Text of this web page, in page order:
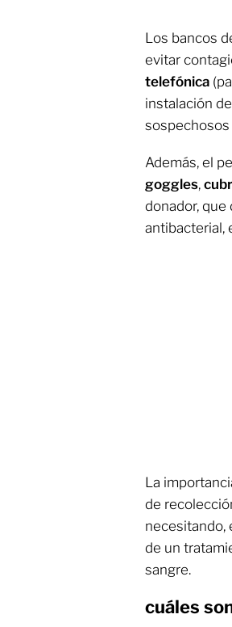
Los bancos
evitar
telefónica
instalación de
sospechosos
Además, el
goggles,
donador,
antibacterial,
La
de
necesitando,
de un
sangre.
cuáles